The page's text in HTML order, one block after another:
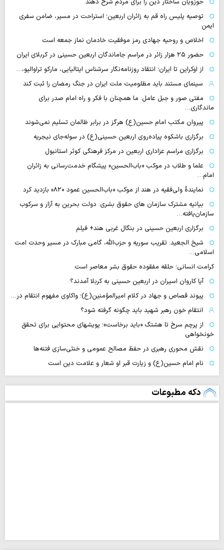
توصیه پلیس راه قم به زائران اربعین؛ استراحت در مسیر، ضامن سفری
ایمن
اخلاص و روحیه جهادی رمز موفقیت خادمان نماز جمعه است
حضور ۲۵ هزار زائر در مراسم جاماندگان اربعین حسینی در کربلای ایران
از اوکراین تا ایران؛ انتقاد روزنامه‌نگار سرشناس ایتالیایی، مارکو تراوالیو،…
سینمای مستند باید مظلومیت ملت ایران در جنگ رمضان را ثبت کند
مفتی صور و جبل عامل: ما همچنان با فکر و راه امام صدر برای
ماندگاری…
پیروان مکتب امام حسین(ع) هرگز در برابر ظالمان تسلیم نمی‌شوند
برگزاری باشکوه پیاده‌روی اربعین حسینی(ع) در سوله‌جای نیجریه
برگزاری مراسم عزاداری اربعین در مرکز فرهنگی کوثر استانبول
علما و طلاب در موکب «باب‌الحسین» پیشگام خدمت‌رسانی به زائران
امام…
نمایندهٔ ولی‌فقیه در هند از موکب «باب‌الحسین عمود ۸۲۰» بازدید کرد
بیانیه مشترک سازمان های حقوق بشری: دولت بحرین به آزار و سرکوب
سازمان‌یافته…
برگزاری اربعین حسینی در بنگال غربی هند+ فیلم
شیخ الجعید: تقریب سوریه و حزب‌الله، گامی مبارک در مسیر وحدت امت
اسلامی…
کرامت انسانی؛ حلقه مفقوده حقوق بشر معاصر است
آیا کاروان اسیران در اربعین حسینی به کربلا آمدند؟
پیوند قصاص و جهاد در کلام امیرالمؤمنین(ع)؛ واکاوی مفهوم انتقام در…
انتقام خون رهبر شهید باید چگونه گرفته شود؟
از پرچم سرخ تا هشتگ «باید برخاست»؛ پویشهای محتوایی برای تحقق
خونخواهی
نقش محوری رهبری در حفظ مصالح عمومی و خنثی‌سازی فتنه‌ها
نام امام حسین(ع) و زیارت قبر او شعار و علامت دین است
دکه مطبوعات